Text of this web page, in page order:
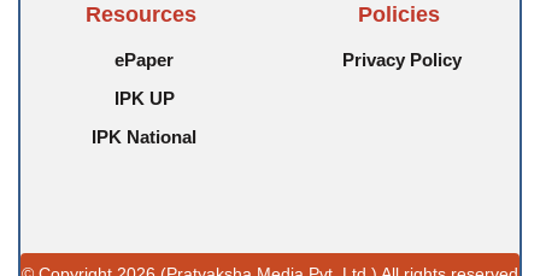
Resources
ePaper
IPK UP
IPK National
Policies
Privacy Policy